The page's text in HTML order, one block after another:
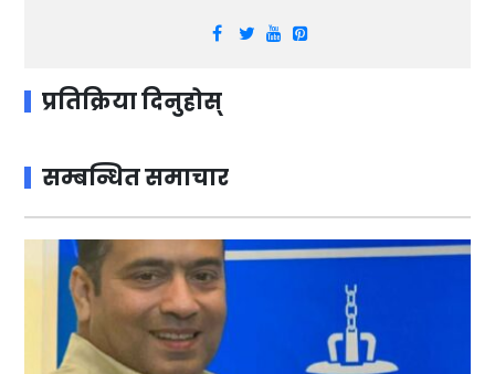
प्रतिक्रिया दिनुहोस्
सम्बन्धित समाचार